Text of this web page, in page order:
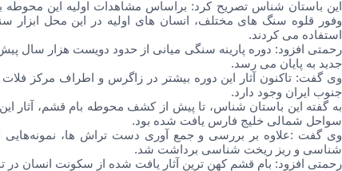
این باستان شناس تصریح کرد: براساس مشاهدات اولیه این محوطه
وفور قلوه سنگ های مختلف، انسان های اولیه در این محل ابزار
استفاده می کردند.
رحمتی افزود: دوره پارینه سنگی میانی از حدود دویست هزار سال
جدید به پایان می رسد.
وی گفت: تاکنون آثار این دوره بیشتر در زاگرس و اطراف مرکز
جنوب ایران وجود دارد.
به گفته این باستان شناس، تا پیش از کشف محوطه بام قشم، آثار
سواحل شمالی خلیج فارس یافت شده بود.
وی گفت :علاوه بر بررسی و جمع آوری دست تراش ها،
شناسی و ریز ریخت شناسی برداشت شد.
رحمتی افزود: بام قشم کهن ترین آثار یافت شده از سکونت انسان در